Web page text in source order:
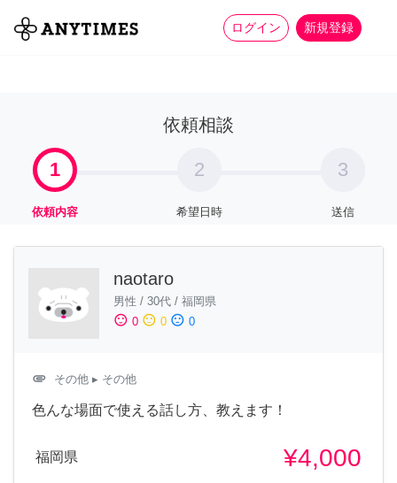
ログイン 新規登録
全て 家事 more_horiz
依頼相談
1
依頼内容
2
希望日時
3
送信
naotaro
男性 / 30代 / 福岡県
sentiment_satisfied 0 sentiment_neutral 0 sentiment_dissatisfied 0
attachment その他 ▸ その他
色んな場面で使える話し方、教えます！
福岡県 ¥4,000